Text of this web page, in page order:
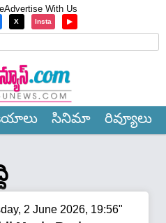
Advertise With Us
X Insta ▶
సినిమా రివ్యూలు
2 June 2026, 19:56"